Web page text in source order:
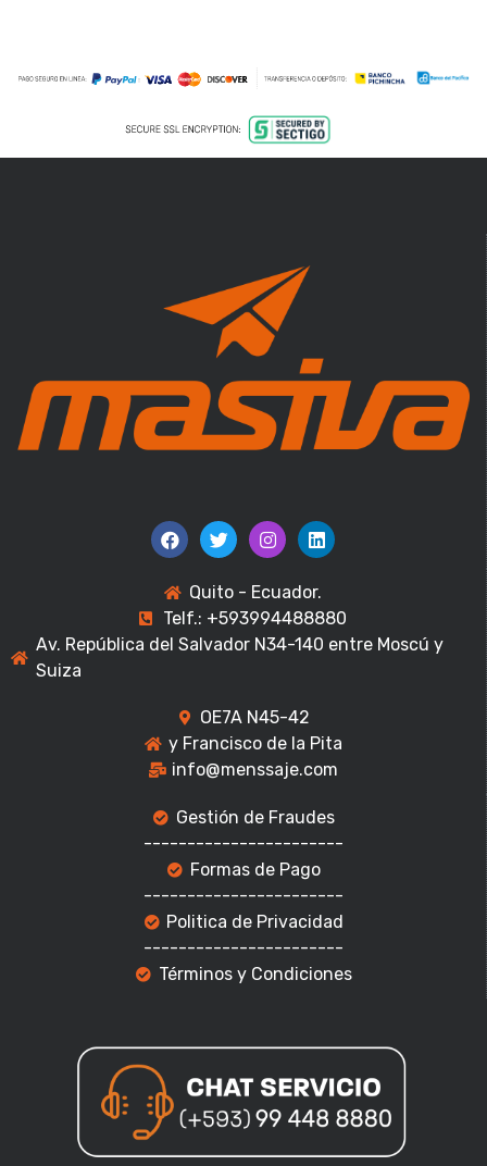
Quito - Ecuador.
Telf.: +593994488880
Av. República del Salvador N34-140 entre Moscú y
Suiza
OE7A N45-42
y Francisco de la Pita
info@menssaje.com
Gestión de Fraudes
-----------------------
Formas de Pago
-----------------------
Politica de Privacidad
-----------------------
Términos y Condiciones